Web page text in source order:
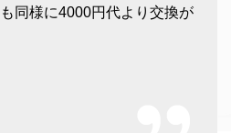
同様に4000円代より交換が